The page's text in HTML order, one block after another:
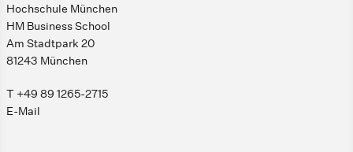
Hochschule München
HM Business School
Am Stadtpark 20
81243 München
T +49 89 1265-2715
E-Mail